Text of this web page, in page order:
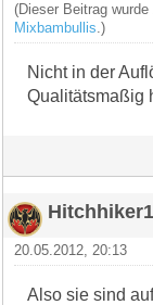
(Dieser Beitrag
Mixbambullis .)
Nicht in der
Qualitätsmaßig
20.05.2012, 20:13
Also sie sind